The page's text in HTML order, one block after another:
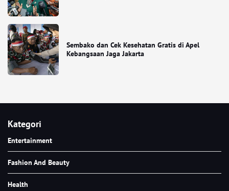
Sembako dan Cek Kesehatan Gratis di Apel
Kebangsaan Jaga Jakarta
Kategori
Entertainment
Fashion And Beauty
Health